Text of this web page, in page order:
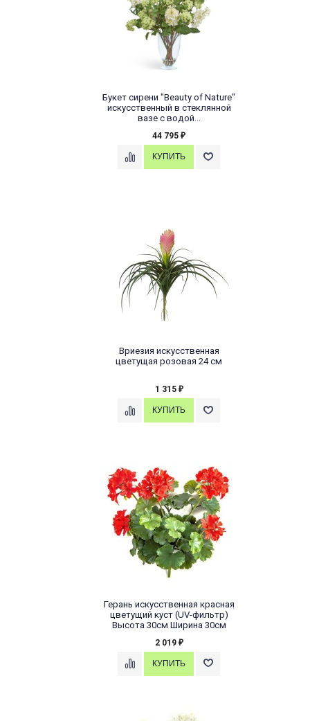
Букет сирени "Beauty of Nature"
искусственный в стеклянной
вазе с водой...
44 795 ₽
Вриезия искусственная
цветущая розовая 24 см
1 315 ₽
Герань искусственная красная
цветущий куст (UV-фильтр)
Высота 30см Ширина 30см
2 019 ₽